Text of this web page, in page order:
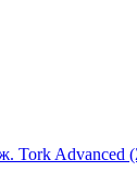
Tork Advanced